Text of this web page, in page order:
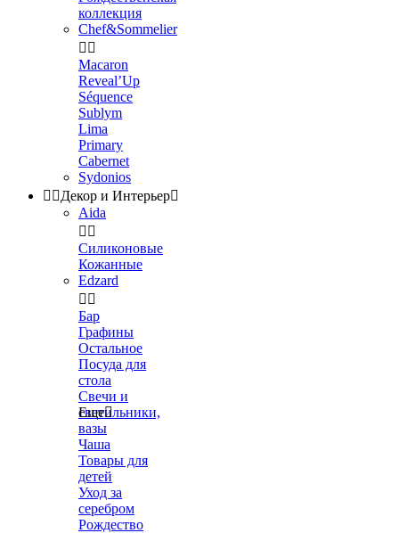
коллекция
Chef&Sommelier
 
Macaron
Reveal’Up
Séquence
Sublym
Lima
Primary
Cabernet
Sydonios
 Декор и Интерьер
Aida
 
Силиконовые
Кожанные
Edzard
 
Бар
Графины
Остальное
Посуда для
стола
Свечи и
светильники,
вазы
Чаша
Товары для
детей
Уход за
серебром
Рождество
Еще